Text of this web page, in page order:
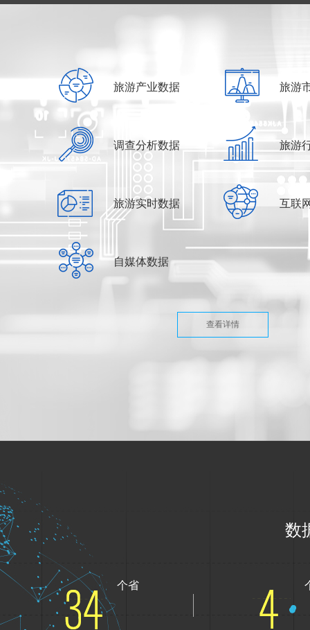
旅游产业数据 旅游
调查分析数据 旅游
旅游实时数据 互联
自媒体数据
查看详情
数
个省